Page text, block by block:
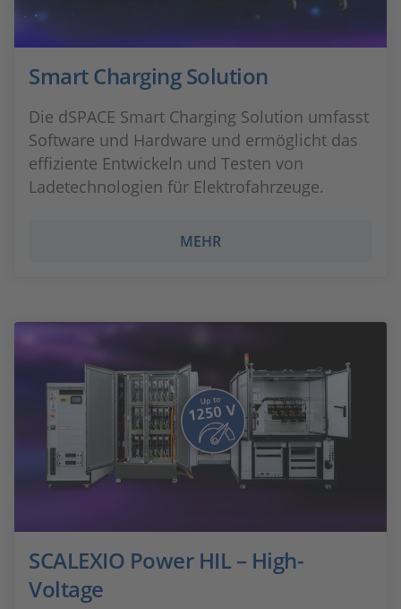
Smart Charging Solution
Die dSPACE Smart Charging Solution umfasst
Software und Hardware und ermöglicht das
effiziente Entwickeln und Testen von
Ladetechnologien für Elektrofahrzeuge.
MEHR
SCALEXIO Power HIL – High-
Voltage